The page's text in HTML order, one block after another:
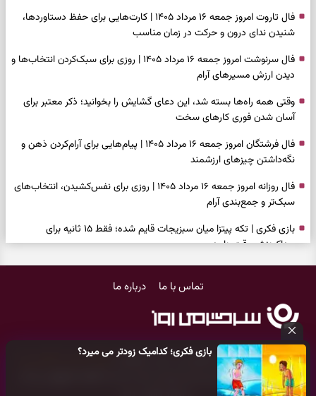
بازی فکری؛ کدامیک زودتر می میرد؟
فال تاروت امروز جمعه ۱۶ مرداد ۱۴۰۵ | کارت‌هایی برای حفظ دستاوردها،
شنیدن ندای درون و حرکت در زمان مناسب
فال سرنوشت امروز جمعه ۱۶ مرداد ۱۴۰۵ | روزی برای سبک‌کردن انتخاب‌ها و
دیدن ارزش مسیرهای آرام
وقتی همه راه‌ها بسته شد، این دعای گشایش را بخوانید؛ ذکر معتبر برای
آسان شدن فوری کارهای سخت
فال فرشتگان امروز جمعه ۱۶ مرداد ۱۴۰۵ | پیام‌هایی برای آرام‌کردن ذهن و
نگه‌داشتن چیزهای ارزشمند
فال روزانه امروز جمعه ۱۶ مرداد ۱۴۰۵ | روزی برای نفس‌کشیدن، انتخاب‌های
سبک‌تر و جمع‌بندی آرام
بازی فکری | تکه پیتزا میان سبزیجات قایم شده؛ فقط ۱۵ ثانیه برای
پیداکردنش وقت دارید
سنجیده و رهاشدن از انتظارهای بی‌نتیجه
طرز تهیه کوکو سبزی مجلسی | سبز، خوش‌عطر و برش‌خورده
شناخت فرصت واقعی و پایان‌دادن به تردیدها
تست شخصیت شناسی | کدام سکه‌ها زودتر چشمتان را گرفتند؟ انتخابتان
تماس با ما درباره ما
کلیه حقوق مادی و معنوی این سایت متعلق بهپایگاه خبری سرگرمی روز
می‌باشد و هر گونه کپی‌برداری توسط دیگر سایت‌ها